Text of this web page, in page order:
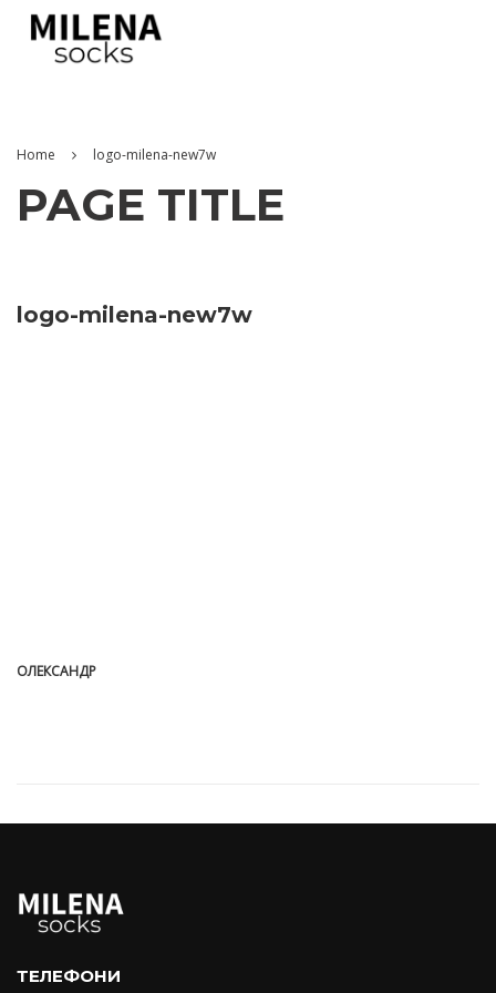
Home logo-milena-new7w
PAGE TITLE
logo-milena-new7w
ОЛЕКСАНДР
ТЕЛЕФОНИ